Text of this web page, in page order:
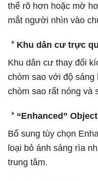
thể rõ hơn hoặc mờ
mắt người nhìn vào
Khu dân cư trực
Khu dân cư thay đổi
chòm sao với độ sáng
chòm sao rất nóng và
“Enhanced”
Bổ sung tùy chọn
loại bỏ ánh sáng rìa
trung tâm.